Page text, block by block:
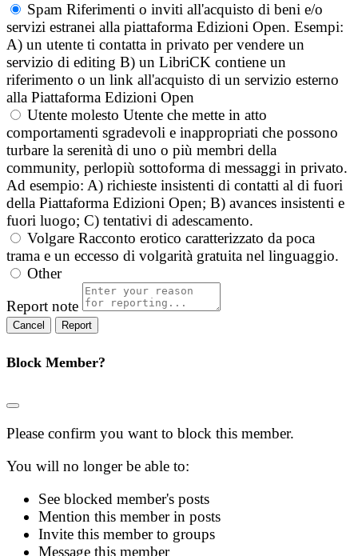
Spam Riferimenti o inviti all'acquisto di beni e/o
servizi estranei alla piattaforma Edizioni Open. Esempi:
A) un utente ti contatta in privato per vendere un
servizio di editing B) un LibriCK contiene un
riferimento o un link all'acquisto di un servizio esterno
alla Piattaforma Edizioni Open
Utente molesto Utente che mette in atto
comportamenti sgradevoli e inappropriati che possono
turbare la serenità di uno o più membri della
community, perlopiù sottoforma di messaggi in privato.
Ad esempio: A) richieste insistenti di contatti al di fuori
della Piattaforma Edizioni Open; B) avances insistenti e
fuori luogo; C) tentativi di adescamento.
Volgare Racconto erotico caratterizzato da poca
trama e un eccesso di volgarità gratuita nel linguaggio.
Other
Report note
Report
Block Member?
Please confirm you want to block this member.
You will no longer be able to:
See blocked member's posts
Mention this member in posts
Invite this member to groups
Message this member